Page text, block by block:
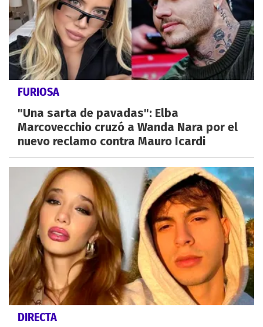
FURIOSA
"Una sarta de pavadas": Elba
Marcovecchio cruzó a Wanda Nara por el
nuevo reclamo contra Mauro Icardi
DIRECTA